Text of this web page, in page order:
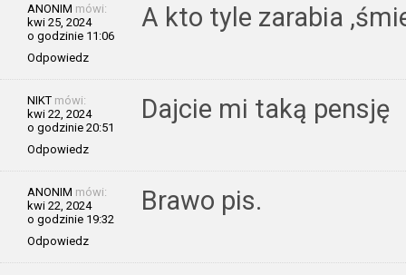
ANONIM mówi:
kwi 25, 2024
o godzinie 11:06
Odpowiedz
A kto tyle zarabia
NIKT mówi:
kwi 22, 2024
o godzinie 20:51
Odpowiedz
Dajcie mi taką pensję
ANONIM mówi:
kwi 22, 2024
o godzinie 19:32
Odpowiedz
Brawo pis.